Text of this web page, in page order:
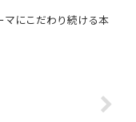
マにこだわり続ける本